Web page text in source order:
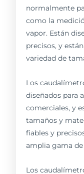
normalmente
como la
vapor. Están
precisos, y
variedad de
Los
diseñados para
comerciales, y
tamaños y
fiables y
amplia gama de
Los